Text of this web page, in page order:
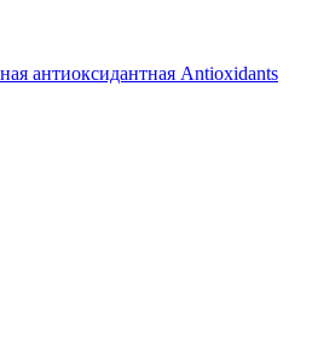
антиоксидантная Antioxidants